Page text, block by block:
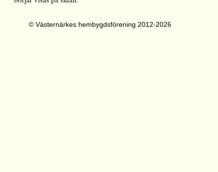
© Västernärkes hembygdsförening 2012-2026